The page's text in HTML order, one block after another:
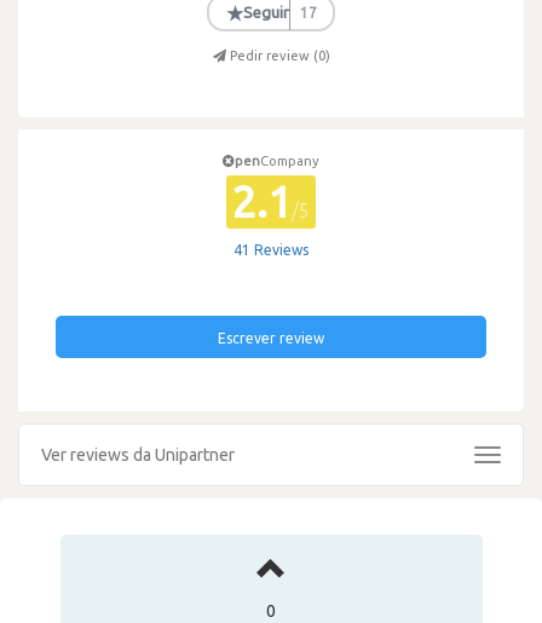
★Seguir 17
Pedir review (0)
penCompany
2.1 /5
41 Reviews
Escrever review
Ver reviews da Unipartner
Toggle
0